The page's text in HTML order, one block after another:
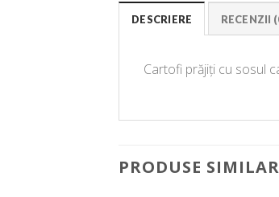
DESCRIERE RECENZII
Cartofi prăjiți cu sosul
PRODUSE